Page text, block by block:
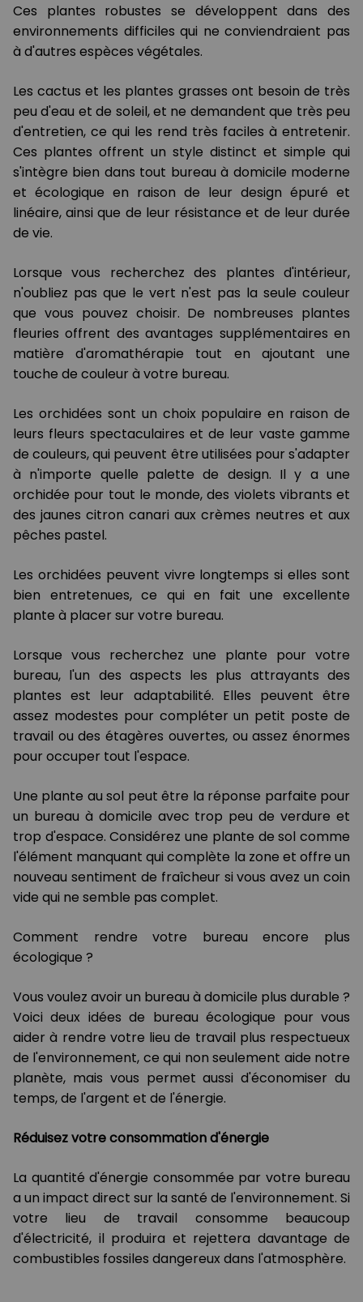
Ces plantes robustes se développent dans des
environnements difficiles qui ne conviendraient pas
à d'autres espèces végétales.
Les cactus et les plantes grasses ont besoin de très
peu d'eau et de soleil, et ne demandent que très peu
d'entretien, ce qui les rend très faciles à entretenir.
Ces plantes offrent un style distinct et simple qui
s'intègre bien dans tout bureau à domicile moderne
et écologique en raison de leur design épuré et
linéaire, ainsi que de leur résistance et de leur durée
de vie.
Lorsque vous recherchez des plantes d'intérieur,
n'oubliez pas que le vert n'est pas la seule couleur
que vous pouvez choisir. De nombreuses plantes
fleuries offrent des avantages supplémentaires en
matière d'aromathérapie tout en ajoutant une
touche de couleur à votre bureau.
Les orchidées sont un choix populaire en raison de
leurs fleurs spectaculaires et de leur vaste gamme
de couleurs, qui peuvent être utilisées pour s'adapter
à n'importe quelle palette de design. Il y a une
orchidée pour tout le monde, des violets vibrants et
des jaunes citron canari aux crèmes neutres et aux
pêches pastel.
Les orchidées peuvent vivre longtemps si elles sont
bien entretenues, ce qui en fait une excellente
plante à placer sur votre bureau.
Lorsque vous recherchez une plante pour votre
bureau, l'un des aspects les plus attrayants des
plantes est leur adaptabilité. Elles peuvent être
assez modestes pour compléter un petit poste de
travail ou des étagères ouvertes, ou assez énormes
pour occuper tout l'espace.
Une plante au sol peut être la réponse parfaite pour
un bureau à domicile avec trop peu de verdure et
trop d'espace. Considérez une plante de sol comme
l'élément manquant qui complète la zone et offre un
nouveau sentiment de fraîcheur si vous avez un coin
vide qui ne semble pas complet.
Comment rendre votre bureau encore plus
écologique ?
Vous voulez avoir un bureau à domicile plus durable ?
Voici deux idées de bureau écologique pour vous
aider à rendre votre lieu de travail plus respectueux
de l'environnement, ce qui non seulement aide notre
planète, mais vous permet aussi d'économiser du
temps, de l'argent et de l'énergie.
Réduisez votre consommation d'énergie
La quantité d'énergie consommée par votre bureau
a un impact direct sur la santé de l'environnement. Si
votre lieu de travail consomme beaucoup
d'électricité, il produira et rejettera davantage de
combustibles fossiles dangereux dans l'atmosphère.